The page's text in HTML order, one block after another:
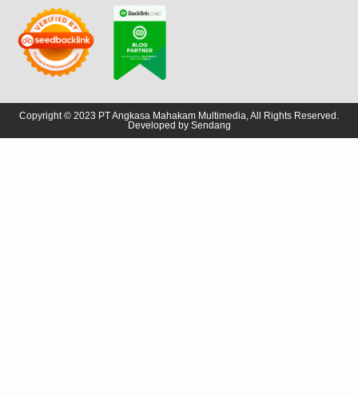
Copyright © 2023 PT Angkasa Mahakam Multimedia, All Rights Reserved.
Developed by Sendang